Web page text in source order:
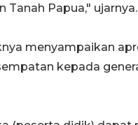
Tanah Papua," ujarnya.
menyampaikan
kepada